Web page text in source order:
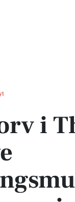
op med nye
i